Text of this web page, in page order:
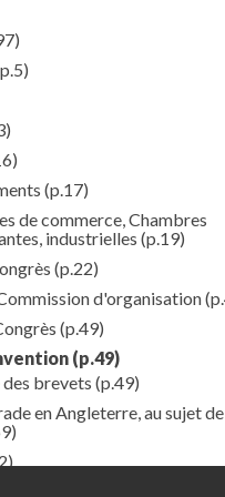
(p.17)
de commerce, Chambres
industrielles (p.19)
(p.22)
d'organisation
(p.49)
(p.49)
brevets (p.49)
en Angleterre, au sujet de